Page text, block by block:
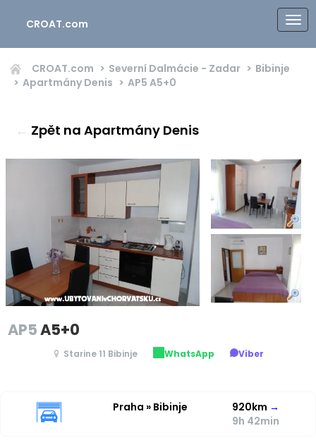
CROAT.com
CROAT.com Severní Dalmácie - Zadar
Bibinje
Apartmány Denis
AP5 A5+0
← Zpět na Apartmány Denis
AP5A5+0
Starine 11 Bibinje WhatsApp Viber
Praha » Bibinje 920km →
9h 42min